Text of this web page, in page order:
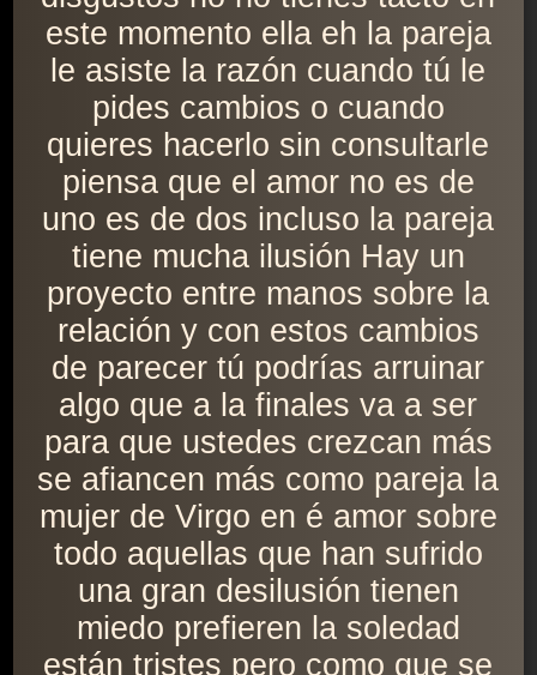
este momento ella eh la pareja
le asiste la razón cuando tú le
pides cambios o cuando
quieres hacerlo sin consultarle
piensa que el amor no es de
uno es de dos incluso la pareja
tiene mucha ilusión Hay un
proyecto entre manos sobre la
relación y con estos cambios
de parecer tú podrías arruinar
algo que a la finales va a ser
para que ustedes crezcan más
se afiancen más como pareja la
mujer de Virgo en é amor sobre
todo aquellas que han sufrido
una gran desilusión tienen
miedo prefieren la soledad
están tristes pero como que se